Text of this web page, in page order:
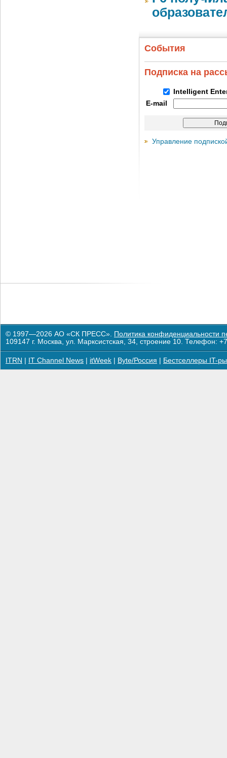
События
Подписка на
Intelligent
E-mail
Управление
© 1997—2026 АО «СК ПРЕСС». Политика конфиденциальности
109147 г. Москва, ул. Марксистская, 34, строение 10. Телефон:
ITRN IT Channel News itWeek Byte/Россия Бестселлеры IT-